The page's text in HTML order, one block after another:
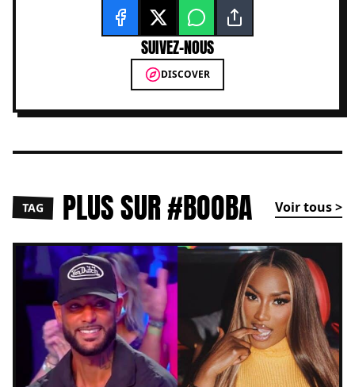
SUIVEZ-NOUS
DISCOVER
TAG PLUS SUR #BOOBA Voir tous >